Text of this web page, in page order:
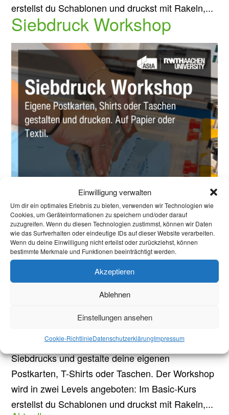
Einwilligung verwalten
Um dir ein optimales Erlebnis zu bieten, verwenden wir Technologien wie
Cookies, um Geräteinformationen zu speichern und/oder darauf
zuzugreifen. Wenn du diesen Technologien zustimmst, können wir Daten
wie das Surfverhalten oder eindeutige IDs auf dieser Website verarbeiten.
Wenn du deine Einwilligung nicht erteilst oder zurückziehst, können
bestimmte Merkmale und Funktionen beeinträchtigt werden.
Akzeptieren
Ablehnen
Einstellungen ansehen
Cookie-RichtlinieDatenschutzerklärungImpressum
erstellst du Schablonen und druckst mit Rakeln,...
Siebdruck Workshop
Design Lerne die faszinierende Technik des
Siebdrucks und gestalte deine eigenen
Postkarten, T-Shirts oder Taschen. Der Workshop
wird in zwei Levels angeboten: Im Basic-Kurs
erstellst du Schablonen und druckst mit Rakeln,...